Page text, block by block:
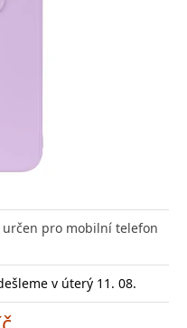
určen pro mobilní telefon
v úterý 11. 08.
a malými
11. 08.